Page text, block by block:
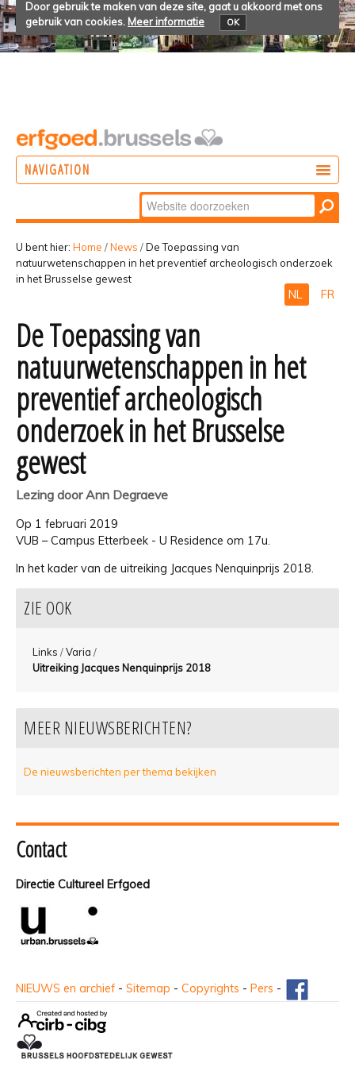
Door gebruik te maken van deze site, gaat u akkoord met ons
gebruik van cookies. Meer informatie OK
NAVIGATION
BELEVEN
Zoek
Geavanceerd
zoeken...
U bent hier: Home /News /De Toepassing van
natuurwetenschappen in het preventief archeologisch onderzoek
in het Brusselse gewest
NL FR
De Toepassing van
natuurwetenschappen in het
preventief archeologisch
onderzoek in het Brusselse
gewest
Lezing door Ann Degraeve
Op 1 februari 2019
VUB – Campus Etterbeek - U Residence om 17u.
In het kader van de uitreiking Jacques Nenquinprijs 2018.
ZIE OOK
Links /Varia /
Uitreiking Jacques Nenquinprijs 2018
MEER NIEUWSBERICHTEN?
De nieuwsberichten per thema bekijken
Contact
Directie Cultureel Erfgoed
NIEUWS en archief - Sitemap - Copyrights - Pers -